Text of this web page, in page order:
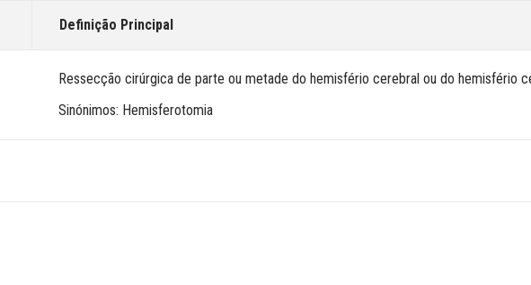
Definição Principal
Ressecção cirúrgica de parte ou metade do hemisfério cerebral ou do hemisfério
Sinónimos: Hemisferotomia